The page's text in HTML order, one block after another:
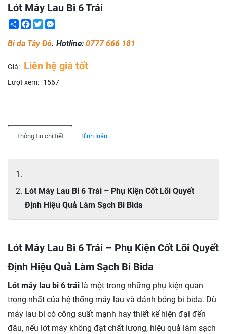
Lót Máy Lau Bi 6 Trái
ShareFacebook
Twitter
Bi da Tây Đô. Hotline: 0777 666 181
Giá: Liên hệ giá tốt
Lượt xem: 1567
Thông tin chi tiết Bình luận
Lót Máy Lau Bi 6 Trái – Phụ Kiện Cốt Lõi Quyết
Định Hiệu Quả Làm Sạch Bi Bida
Lót Máy Lau Bi 6 Trái – Phụ Kiện Cốt Lõi Quyết
Định Hiệu Quả Làm Sạch Bi Bida
Lót máy lau bi 6 trái là một trong những phụ kiện quan
trọng nhất của hệ thống máy lau và đánh bóng bi bida. Dù
máy lau bi có công suất mạnh hay thiết kế hiện đại đến
đâu, nếu lót máy không đạt chất lượng, hiệu quả làm sạch